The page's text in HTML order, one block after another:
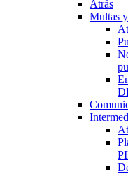
Atrás
Multas